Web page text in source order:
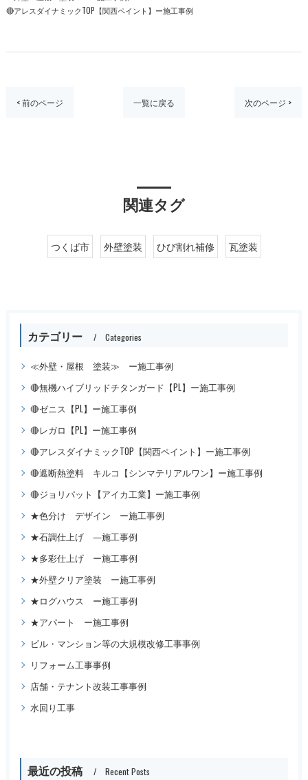
🔴アレスダイナミックTOP【関西ペイント】ー施工事例
< 前のページ 一覧に戻る 次のページ >
関連タグ
つくば市 外壁塗装 ひび割れ補修 瓦塗装
カテゴリー Categories
≪外壁・屋根 塗装≫ ー施工事例
🔴無機ハイブリッドチタンガード【PL】ー施工事例
🔴ゼニス【PL】ー施工事例
🔴レガロ【PL】ー施工事例
🔴アレスダイナミックTOP【関西ペイント】ー施工事例
🔴遮断熱塗料 キルコ【シンマテリアルワン】ー施工事例
🔴ジョリパット【アイカ工業】ー施工事例
★色分け デザイン ー施工事例
★石調仕上げ ―施工事例
★多彩仕上げ ー施工事例
★外壁クリア塗装 ー施工事例
★ログハウス ー施工事例
★アパート ー施工事例
ビル・マンション等の大規模改修工事事例
リフォーム工事事例
店舗・テナント改装工事事例
水回り工事
最近の投稿 Recent Posts